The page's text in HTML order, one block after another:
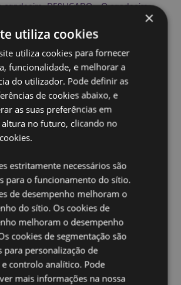
candeeiro. DESLIGADO - O candeeiro
MUDANÇA DE COR - A luz fica acesa
toque na luz para mudar a cor ou
para escolher a opção arco-íris, que
todas as cores. TEMPORIZADOR DE 30
- Prima o botão uma vez para ligar e, em
o premido durante 3 segundos
A luz desligar-se-á automaticamente
Aproximado 4 horas.
Unidade LED recarregável de lítio.
1200mAh/3.7V. Temperatura de cor WW
com um pano seco para remover o
Sim
para: 0 - 3 Anos
×
utiliza cookies
utiliza cookies para fornecer
funcionalidade, e melhorar a
do utilizador. Pode definir as
de cookies abaixo, e
as suas preferências em
no futuro, clicando no
estritamente necessários são
para o funcionamento do sítio.
de desempenho melhoram o
do sítio. Os cookies de
melhoram o desempenho
cookies de segmentação são
para personalização de
controlo analítico. Pode
mais informações na nossa